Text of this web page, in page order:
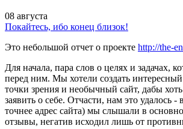
08 августа
Покайтесь, ибо конец близок!
Это небольшой отчет о проекте http://the-
Для начала, пара слов о целях и задачах,
перед ним. Мы хотели создать интересный
точки зрения и необычный сайт, дабы
заявить о себе. Отчасти, нам это удалось -
точнее адрес сайта) мы слышали в
отзывы, негатив исходил лишь от